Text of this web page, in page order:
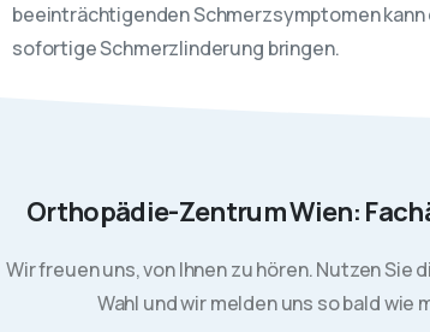
beeinträchtigenden Schmerzsymptomen
sofortige Schmerzlinderung bringen.
Orthopädie-Zentrum Wien:
Wir freuen uns, von Ihnen zu hören. Nutzen Sie
Wahl und wir melden uns so bald wie